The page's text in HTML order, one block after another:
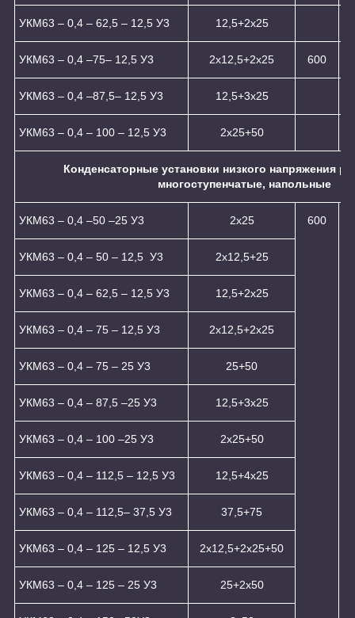
УКМ63 – 0,4 – 62,5 – 12,5 У3 12,5+2x25
УКМ63 – 0,4 –75– 12,5 У3 2x12,5+2x25 600
УКМ63 – 0,4 –87,5– 12,5 У3 12,5+3x25
УКМ63 – 0,4 – 100 – 12,5 У3 2x25+50
Конденсаторные установки низкого напряжения
многоступенчатые, напольные
УКМ63 – 0,4 –50 –25 У3 2х25 600
УКМ63 – 0,4 – 50 – 12,5 У3 2x12,5+25
УКМ63 – 0,4 – 62,5 – 12,5 У3 12,5+2x25
УКМ63 – 0,4 – 75 – 12,5 У3 2x12,5+2x25
УКМ63 – 0,4 – 75 – 25 У3 25+50
УКМ63 – 0,4 – 87,5 –25 У3 12,5+3x25
УКМ63 – 0,4 – 100 –25 У3 2x25+50
УКМ63 – 0,4 – 112,5 – 12,5 У3 12,5+4x25
УКМ63 – 0,4 – 112,5– 37,5 У3 37,5+75
УКМ63 – 0,4 – 125 – 12,5 У3 2x12,5+2x25+50
УКМ63 – 0,4 – 125 – 25 У3 25+2x50